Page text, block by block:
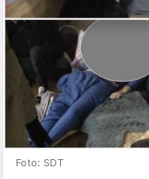
Foto: SDT